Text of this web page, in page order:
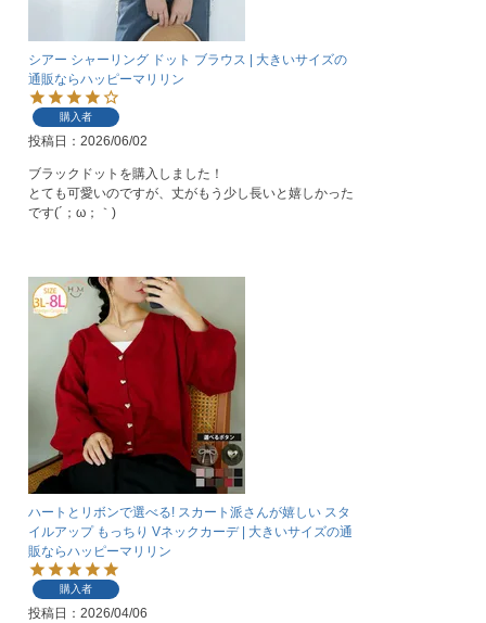
シアー シャーリング ドット ブラウス | 大きいサイズの
通販ならハッピーマリリン
購入者
投稿日 2026/06/02
ブラックドットを購入しました！
とても可愛いのですが、丈がもう少し長いと嬉しかった
です(´；ω；｀)
ハートとリボンで選べる! スカート派さんが嬉しい スタ
イルアップ もっちり Vネックカーデ | 大きいサイズの通
販ならハッピーマリリン
購入者
投稿日 2026/04/06